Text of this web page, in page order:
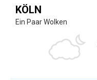
KÖLN
Ein Paar Wolken